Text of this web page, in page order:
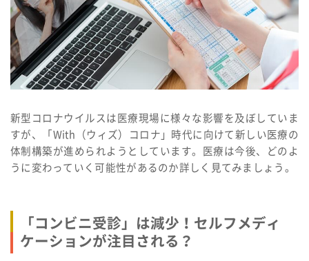
新型コロナウイルスは医療現場に様々な影響を及ぼしていま
すが、「With（ウィズ）コロナ」時代に向けて新しい医療の
体制構築が進められようとしています。医療は今後、どのよ
うに変わっていく可能性があるのか詳しく見てみましょう。
「コンビニ受診」は減少！セルフメディ
ケーションが注目される？